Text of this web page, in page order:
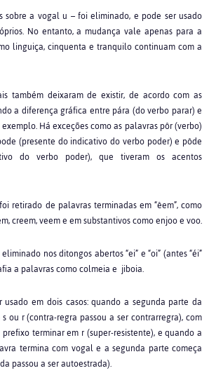
sobre a vogal u – foi eliminado, e pode ser usado
No entanto, a mudança vale apenas para a
linguiça, cinquenta e tranquilo continuam com a
também deixaram de existir, de acordo com as
a diferença gráfica entre pára (do verbo parar) e
Há exceções como as palavras pôr (verbo)
(presente do indicativo do verbo poder) e pôde
do verbo poder), que tiveram os acentos
retirado de palavras terminadas em “êem”, como
creem, veem e em substantivos como enjoo e voo.
nos ditongos abertos “ei” e “oi” (antes “éi”
a palavras como colmeia e jiboia.
em dois casos: quando a segunda parte da
ou r (contra-regra passou a ser contrarregra), com
terminar em r (super-resistente), e quando a
termina com vogal e a segunda parte começa
passou a ser autoestrada).